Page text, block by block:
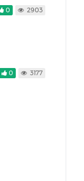
0 2903
0 3177